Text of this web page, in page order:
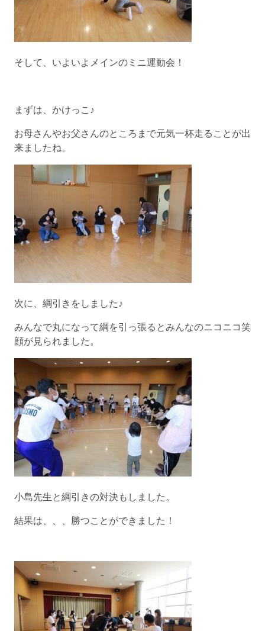
そして、いよいよメインのミニ運動会！
まずは、かけっこ♪
お母さんやお父さんのところまで元気一杯走ることが出
来ましたね。
次に、綱引きをしました♪
みんなで丸になって綱を引っ張るとみんなのニコニコ笑
顔が見られました。
小島先生と綱引きの対決もしました。
結果は、、、勝つことができました！